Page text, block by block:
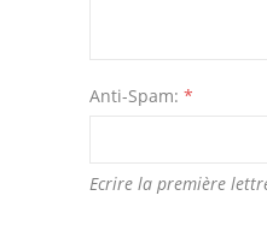
Anti-Spam: *
Ecrire la première